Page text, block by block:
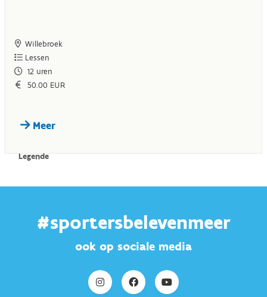
#sportersbelevenmeer
ook op sociale media